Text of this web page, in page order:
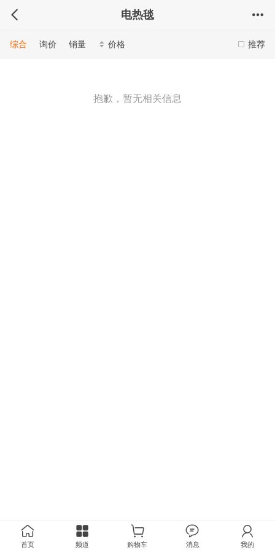
电热毯
推荐
综合 询价 销量 价格
抱歉，暂无相关信息
首页 频道 购物车 消息 我的